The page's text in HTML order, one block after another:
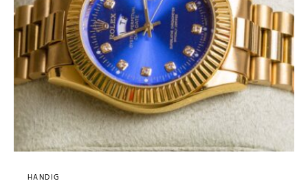
HANDIG